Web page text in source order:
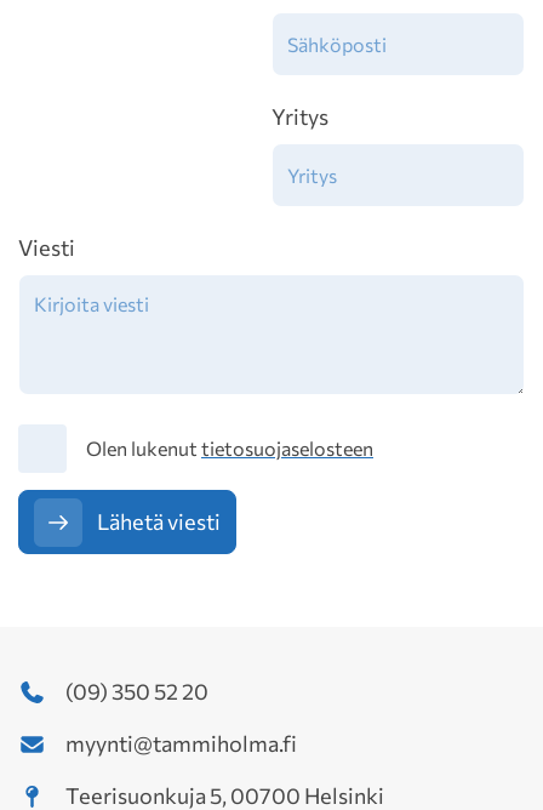
Yritys
Viesti
TietosuojaOlen lukenut tietosuojaselosteen
Lähetä viesti
(09) 350 52 20
myynti@tammiholma.fi
Teerisuonkuja 5, 00700 Helsinki